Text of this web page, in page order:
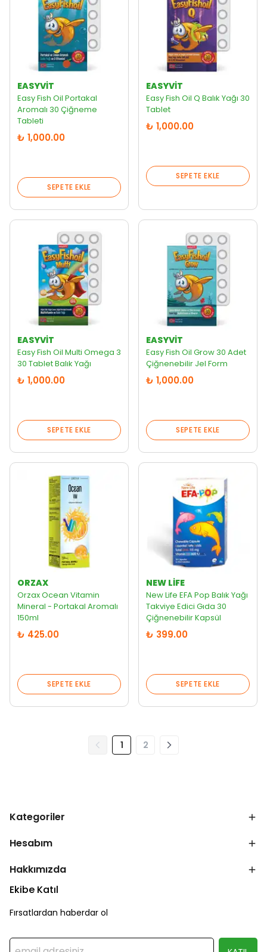
EASYVİT
Easy Fish Oil Portakal
Aromalı 30 Çiğneme
Tableti
₺ 1,000.00
SEPETE EKLE
EASYVİT
Easy Fish Oil Q Balık Yağı 30
Tablet
₺ 1,000.00
SEPETE EKLE
EASYVİT
Easy Fish Oil Multi Omega 3
30 Tablet Balık Yağı
₺ 1,000.00
SEPETE EKLE
EASYVİT
Easy Fish Oil Grow 30 Adet
Çiğnenebilir Jel Form
₺ 1,000.00
SEPETE EKLE
ORZAX
Orzax Ocean Vitamin
Mineral - Portakal Aromalı
150ml
₺ 425.00
SEPETE EKLE
NEW LIFE
New Life EFA Pop Balık Yağı
Takviye Edici Gıda 30
Çiğnenebilir Kapsül
₺ 399.00
SEPETE EKLE
1 2
Kategoriler
Hesabım
Hakkımızda
Ekibe Katıl
Fırsatlardan haberdar ol